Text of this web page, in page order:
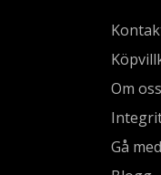
Om oss
Gå